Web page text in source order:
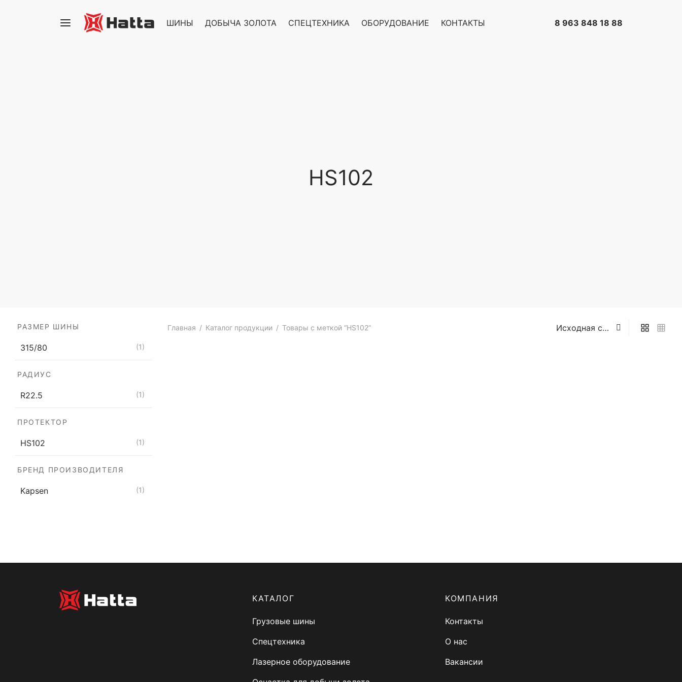
ШИНЫ ДОБЫЧА ЗОЛОТА СПЕЦТЕХНИКА ОБОРУДОВАНИЕ КОНТАКТЫ 8 963 848 18 88
HS102
РАЗМЕР ШИНЫ
315/80 (1)
РАДИУС
R22.5 (1)
ПРОТЕКТОР
HS102 (1)
БРЕНД ПРОИЗВОДИТЕЛЯ
Kapsen (1)
Главная / Каталог продукции / Товары с меткой “HS102”
КАТАЛОГ
Грузовые шины
Cпецтехника
Лазерное оборудование
КОМПАНИЯ
Контакты
О нас
Вакансии